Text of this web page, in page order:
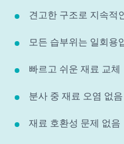
견고한 구조로 지속적
모든 습부위는 일회용
빠르고 쉬운 재료 교체
분사 중 재료 오염 없음
재료 호환성 문제 없음